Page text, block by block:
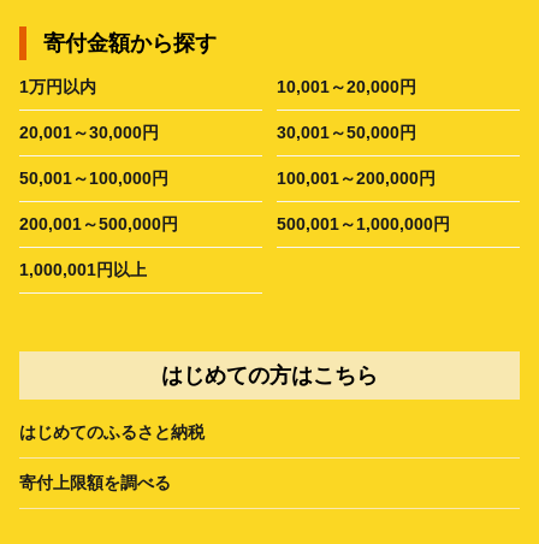
寄付金額から探す
1万円以内 10,001～20,000円
20,001～30,000円 30,001～50,000円
50,001～100,000円 100,001～200,000円
200,001～500,000円 500,001～1,000,000円
1,000,001円以上
はじめての方はこちら
はじめてのふるさと納税
寄付上限額を調べる